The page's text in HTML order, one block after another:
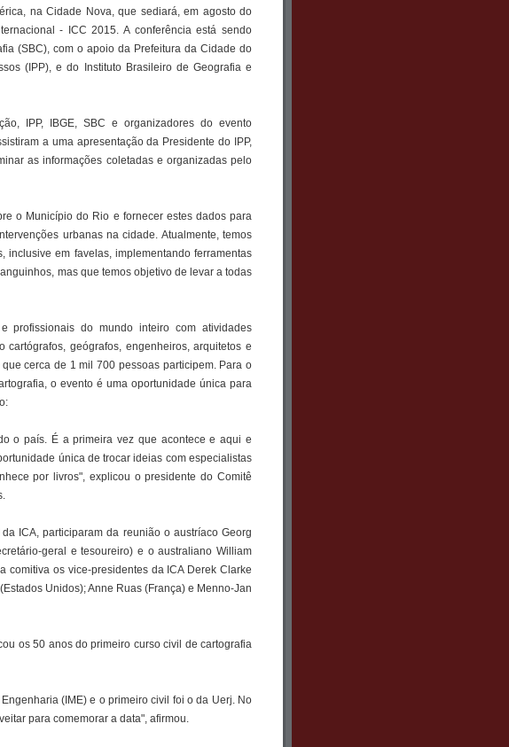
na Cidade Nova, que sediará, em agosto do
- ICC 2015. A conferência está sendo
(SBC), com o apoio da Prefeitura da Cidade do
(IPP), e do Instituto Brasileiro de Geografia e
IPP, IBGE, SBC e organizadores do evento
a uma apresentação da Presidente do IPP,
as informações coletadas e organizadas pelo
o Município do Rio e fornecer estes dados para
urbanas na cidade. Atualmente, temos
em favelas, implementando ferramentas
mas que temos objetivo de levar a todas
profissionais do mundo inteiro com atividades
geógrafos, engenheiros, arquitetos e
cerca de 1 mil 700 pessoas participem. Para o
o evento é uma oportunidade única para
o país. É a primeira vez que acontece e aqui e
única de trocar ideias com especialistas
por livros", explicou o presidente do Comitê
ICA, participaram da reunião o austríaco Georg
geral e tesoureiro) e o australiano William
comitiva os vice-presidentes da ICA Derek Clarke
Unidos); Anne Ruas (França) e Menno-Jan
os 50 anos do primeiro curso civil de cartografia
(IME) e o primeiro civil foi o da Uerj. No
para comemorar a data", afirmou.